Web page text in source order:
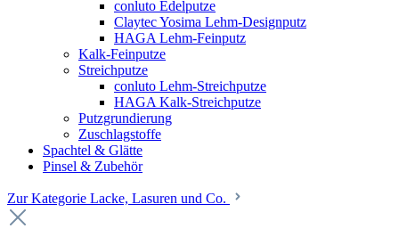
conluto Edelputze
Claytec Yosima Lehm-Designputz
HAGA Lehm-Feinputz
Kalk-Feinputze
Streichputze
conluto Lehm-Streichputze
HAGA Kalk-Streichputze
Putzgrundierung
Zuschlagstoffe
Spachtel & Glätte
Pinsel & Zubehör
Zur Kategorie Lacke, Lasuren und Co.